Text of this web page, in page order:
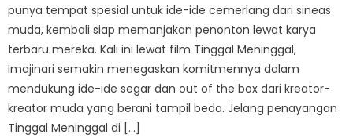
punya tempat spesial untuk ide-ide cemerlang dari sineas
muda, kembali siap memanjakan penonton lewat karya
terbaru mereka. Kali ini lewat film Tinggal Meninggal,
Imajinari semakin menegaskan komitmennya dalam
mendukung ide-ide segar dan out of the box dari kreator-
kreator muda yang berani tampil beda. Jelang penayangan
Tinggal Meninggal di […]